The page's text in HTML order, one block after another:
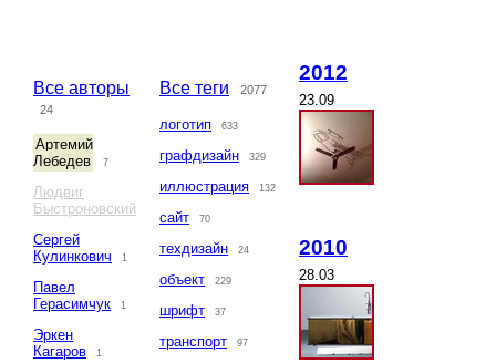
Все авторы
24
Артемий
Лебедев
7
Людвиг
Быстроновский
Сергей
Кулинкович
1
Павел
Герасимчук
1
Эркен
Кагаров
1
Все теги 2077
логотип 633
графдизайн 329
иллюстрация 132
сайт 70
техдизайн 24
объект 229
шрифт 37
транспорт 97
2012
23.09
2010
28.03